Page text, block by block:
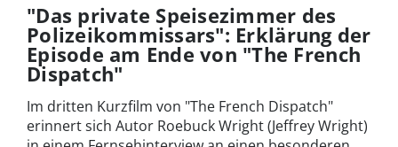
"Das private Speisezimmer des
Polizeikommissars": Erklärung der
Episode am Ende von "The French
Dispatch"
Im dritten Kurzfilm von "The French Dispatch"
erinnert sich Autor Roebuck Wright (Jeffrey Wright)